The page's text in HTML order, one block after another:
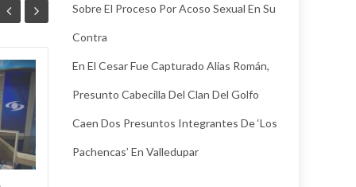
04
irregularidades en
contrataciones en el
Hospital Rosario
Pumarejo? la nueva
Sobre El Proceso Por Acoso Sexual En Su
Contra
En El Cesar Fue Capturado Alias Román,
Presunto Cabecilla Del Clan Del Golfo
Caen Dos Presuntos Integrantes De ‘Los
Pachencas’ En Valledupar